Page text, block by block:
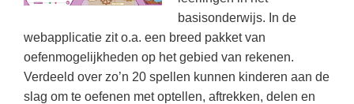
Cito toets
Eindexamens
Lespakket ‘Circulaire Economie - van
verpakking tot nieuwe grondstof’
Gastles Zeebenen in de klas
Cursus Leer het heelal begrijpen
Techniek(28)
Open vacature (27)
Kerst kleurplaten
PUZZELS
Woordpuzzels
Kruiswoordpuzzels
Burgerschap
Ckv
Boek: Kleine werelden van het zonnestelsel
Leren met klassieke muziek
Lasermachine voor het onderwijs
Lasergraaf
basisonderwijs. In de
webapplicatie zit o.a. een breed pakket van
oefenmogelijkheden op het gebied van rekenen.
Verdeeld over zo’n 20 spellen kunnen kinderen aan de
slag om te oefenen met optellen, aftrekken, delen en